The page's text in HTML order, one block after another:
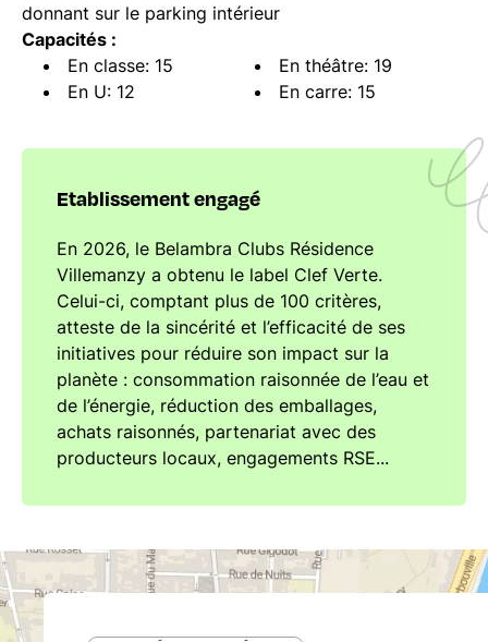
donnant sur le parking intérieur
Capacités :
En classe: 15
En théâtre: 19
En U: 12
En carre: 15
Etablissement engagé
En 2026, le Belambra Clubs Résidence
Villemanzy a obtenu le label Clef Verte.
Celui-ci, comptant plus de 100 critères,
atteste de la sincérité et l’efficacité de ses
initiatives pour réduire son impact sur la
planète : consommation raisonnée de l’eau et
de l’énergie, réduction des emballages,
achats raisonnés, partenariat avec des
producteurs locaux, engagements RSE...